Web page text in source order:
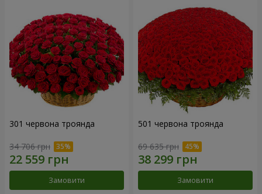
301 червона троянда
34 706 грн
Замовити
501 червона троянда
69 635 грн
Замовити